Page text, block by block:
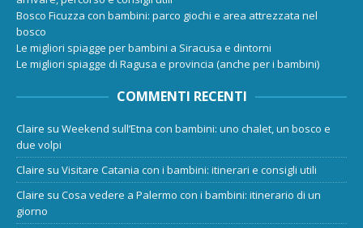
Bosco Ficuzza con bambini: parco giochi e area attrezzata nel
bosco
Le migliori spiagge per bambini a Siracusa e dintorni
Le migliori spiagge di Ragusa e provincia (anche per i bambini)
COMMENTI RECENTI
Claire su Weekend sull’Etna con bambini: uno chalet, un bosco e
due volpi
Claire su Visitare Catania con i bambini: itinerari e consigli utili
Claire su Cosa vedere a Palermo con i bambini: itinerario di un
giorno